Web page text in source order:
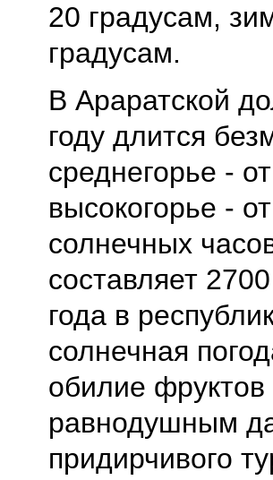
20 градусам,
градусам.
В Араратской
году длится
среднегорье -
высокогорье -
солнечных
составляет
года в
солнечная
обилие фруктов
равнодушным
придирчивого